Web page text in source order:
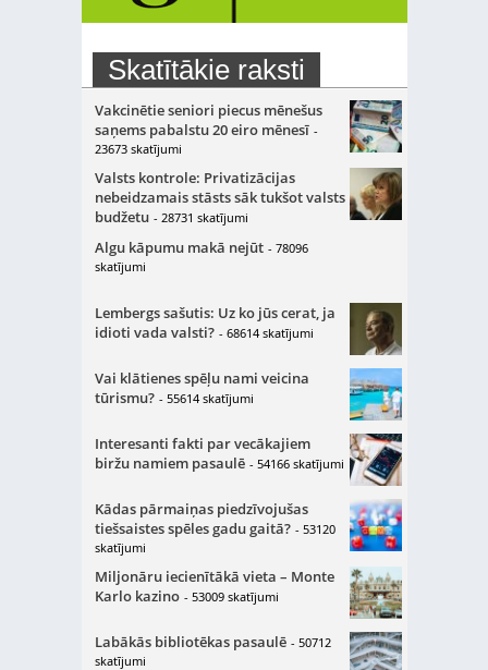
Skatītākie raksti
Vakcinētie seniori piecus mēnešus
saņems pabalstu 20 eiro mēnesī -
23673 skatījumi
Valsts kontrole: Privatizācijas
nebeidzamais stāsts sāk tukšot valsts
budžetu - 28731 skatījumi
Algu kāpumu makā nejūt - 78096
skatījumi
Lembergs sašutis: Uz ko jūs cerat, ja
idioti vada valsti? - 68614 skatījumi
Vai klātienes spēļu nami veicina
tūrismu? - 55614 skatījumi
Interesanti fakti par vecākajiem
biržu namiem pasaulē - 54166 skatījumi
Kādas pārmaiņas piedzīvojušas
tiešsaistes spēles gadu gaitā? - 53120
skatījumi
Miljonāru iecienītākā vieta – Monte
Karlo kazino - 53009 skatījumi
Labākās bibliotēkas pasaulē - 50712
skatījumi